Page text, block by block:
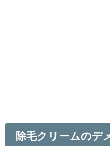
除毛クリームのデ